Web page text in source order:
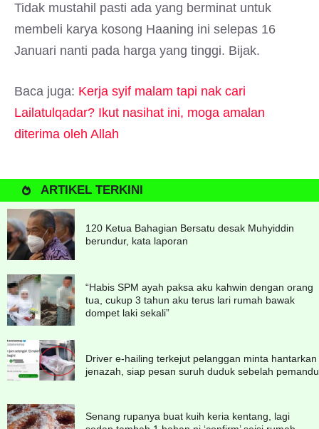
Tidak mustahil pasti ada yang berminat untuk
membeli karya kosong Haaning ini selepas 16
Januari nanti pada harga yang tinggi. Bijak.
Baca juga: Kerja syif malam tapi nak cari
Lailatulqadar? Ikut nasihat ini, moga amalan
diterima oleh Allah
ARTIKEL TERKINI
120 Ketua Bahagian Bersatu desak Muhyiddin
berundur, kata laporan
“Habis SPM ayah paksa aku kahwin dengan orang
tua, cukup 3 tahun aku terus lari rumah bawak
dompet laki sekali”
Driver e-hailing terkejut pelanggan minta hantarkan
jenazah, siap pesan suruh duduk sebelah pemandu
Senang rupanya buat kuih keria kentang, lagi